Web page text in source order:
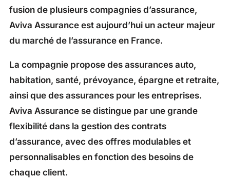
fusion de plusieurs compagnies d’assurance,
Aviva Assurance est aujourd’hui un acteur majeur
du marché de l’assurance en France.
La compagnie propose des assurances auto,
habitation, santé, prévoyance, épargne et retraite,
ainsi que des assurances pour les entreprises.
Aviva Assurance se distingue par une grande
flexibilité dans la gestion des contrats
d’assurance, avec des offres modulables et
personnalisables en fonction des besoins de
chaque client.